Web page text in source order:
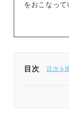
をおこなって
目次